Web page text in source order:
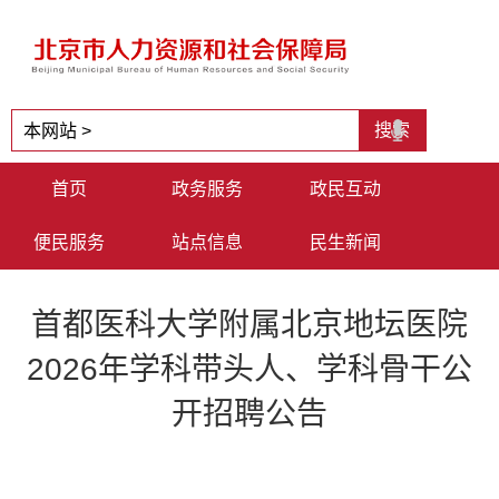
首页 政务服务 政民互动
便民服务 站点信息 民生新闻
首都医科大学附属北京地坛医院
2026年学科带头人、学科骨干公
开招聘公告